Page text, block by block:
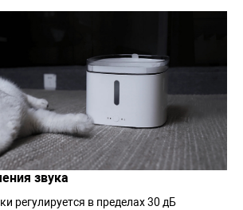
звука
регулируется в пределах 30 дБ